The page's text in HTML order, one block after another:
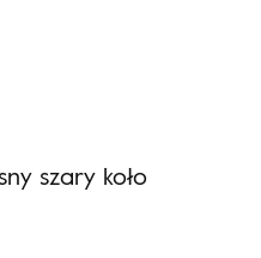
szary koło